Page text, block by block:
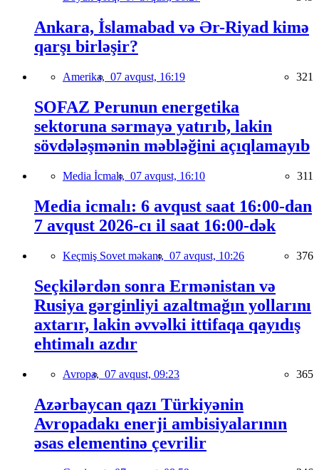
Ankara, İslamabad və Ər-Riyad kimə
qarşı birləşir?
Amerika, 07 avqust, 16:19 321
SOFAZ Perunun energetika
sektoruna sərmayə yatırıb, lakin
sövdələşmənin məbləğini açıqlamayıb
Media İcmalı, 07 avqust, 16:10 311
Media icmalı: 6 avqust saat 16:00-dan
7 avqust 2026-cı il saat 16:00-dək
Keçmiş Sovet məkanı, 07 avqust, 10:26 376
Seçkilərdən sonra Ermənistan və
Rusiya gərginliyi azaltmağın yollarını
axtarır, lakin əvvəlki ittifaqa qayıdış
ehtimalı azdır
Avropa, 07 avqust, 09:23 365
Azərbaycan qazı Türkiyənin
Avropadakı enerji ambisiyalarının
əsas elementinə çevrilir